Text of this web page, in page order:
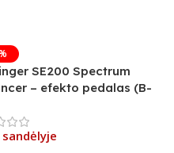
SE200 Spectrum
– efekto pedalas (B-